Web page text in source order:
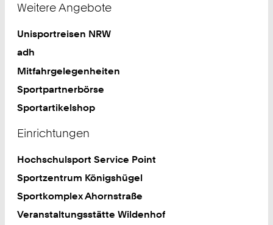
Weitere Angebote
Unisportreisen NRW
adh
Mitfahrgelegenheiten
Sportpartnerbörse
Sportartikelshop
Einrichtungen
Hochschulsport Service Point
Sportzentrum Königshügel
Sportkomplex Ahornstraße
Veranstaltungsstätte Wildenhof